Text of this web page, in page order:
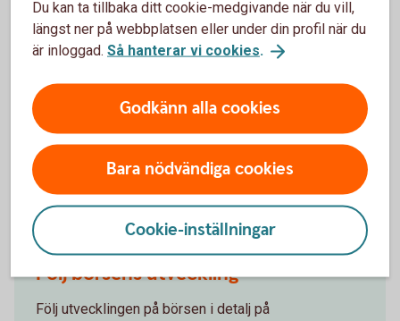
Ekonom för Finansiell hälsa
Investeringar innebär en risk. Fonder med riskklass 5-7
kan öka och minska kraftigt i värde. Faktablad,
informationsbroschyr och information om dina
rättigheter finns påswedbankrobur.se
Följ börsens utveckling
Följ utvecklingen på börsen i detalj på
Du kan ta tillbaka ditt cookie-medgivande när du vill,
längst ner på webbplatsen eller under din profil när du
är inloggad. Så hanterar vi cookies.
Godkänn alla cookies
Bara nödvändiga cookies
Cookie-inställningar